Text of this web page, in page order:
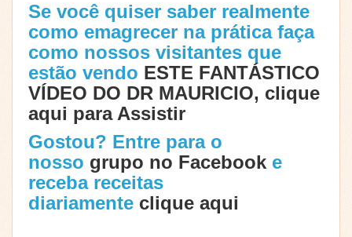
Se você quiser saber realmente
como emagrecer na prática faça
como nossos visitantes que
estão vendo ESTE FANTÁSTICO
VÍDEO DO DR MAURICIO, clique
aqui para Assistir
Gostou? Entre para o
nosso grupo no Facebook e
receba receitas
diariamente clique aqui